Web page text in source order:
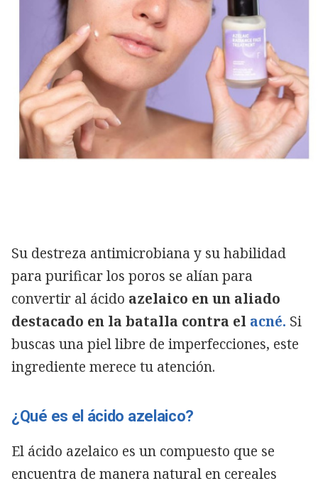
Su destreza antimicrobiana y su habilidad
para purificar los poros se alían para
convertir al ácido azelaico en un aliado
destacado en la batalla contra el acné. Si
buscas una piel libre de imperfecciones, este
ingrediente merece tu atención.
¿Qué es el ácido azelaico?
El ácido azelaico es un compuesto que se
encuentra de manera natural en cereales